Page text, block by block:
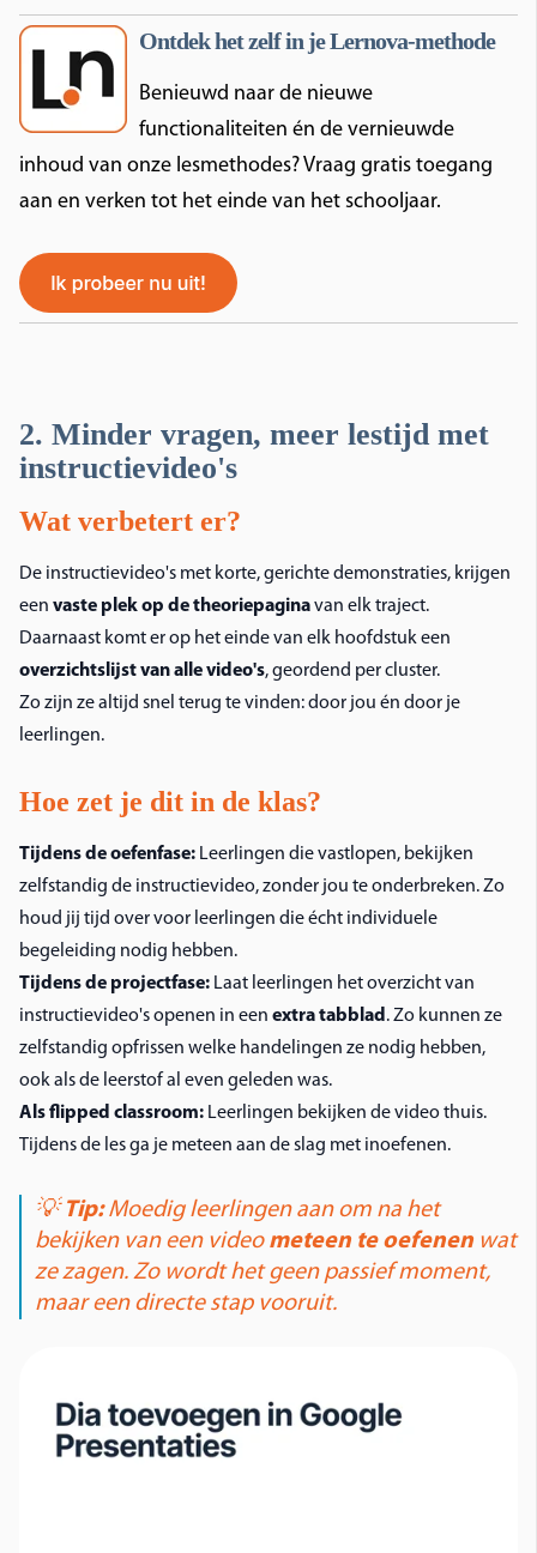
Ontdek het zelf in je Lernova-methode
Benieuwd naar de nieuwe
functionaliteiten én de vernieuwde
inhoud van onze lesmethodes? Vraag gratis toegang
aan en verken tot het einde van het schooljaar.
2. Minder vragen, meer lestijd met
instructievideo's
Wat verbetert er?
De instructievideo's met korte, gerichte demonstraties, krijgen
een vaste plek op de theoriepaginavan elk traject.
Daarnaast komt er op het einde van elk hoofdstuk een
overzichtslijst van alle video's, geordend per cluster.
Zo zijn ze altijd snel terug te vinden: door jou én door je
leerlingen.
Hoe zet je dit in de klas?
Tijdens de oefenfase: Leerlingen die vastlopen, bekijken
zelfstandig de instructievideo, zonder jou te onderbreken. Zo
houd jij tijd over voor leerlingen die écht individuele
begeleiding nodig hebben.
Tijdens de projectfase: Laat leerlingen het overzicht van
instructievideo's openen in een extra tabblad. Zo kunnen ze
zelfstandig opfrissen welke handelingen ze nodig hebben,
ook als de leerstof al even geleden was.
Als flipped classroom: Leerlingen bekijken de video thuis.
Tijdens de les ga je meteen aan de slag met inoefenen.
💡 Tip:Moedig leerlingen aan om na het
bekijken van een video meteen te oefenenwat
ze zagen. Zo wordt het geen passief moment,
maar een directe stap vooruit.